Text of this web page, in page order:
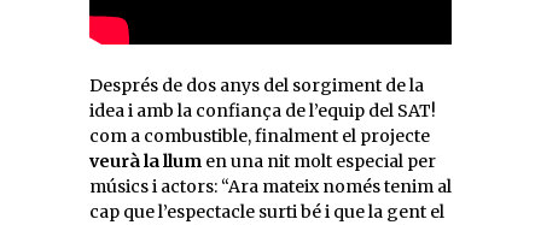
Després de dos anys del sorgiment de la
idea i amb la confiança de l’equip del SAT!
com a combustible, finalment el projecte
veurà la llum en una nit molt especial per
músics i actors: “Ara mateix només tenim al
cap que l’espectacle surti bé i que la gent el